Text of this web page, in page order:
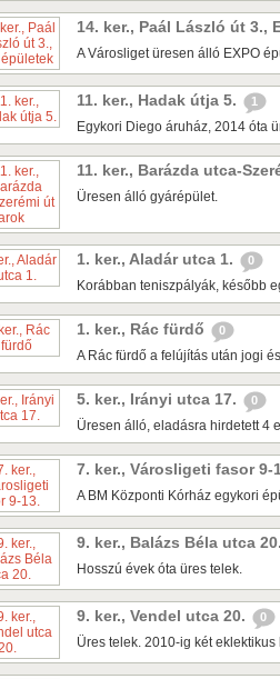
14. ker., Paál László út 3.,
A Városliget üresen álló EXPO
11. ker., Hadak útja 5. 1
Egykori Diego áruház, 2014 óta
11. ker., Barázda utca-
Üresen álló gyárépület.
1. ker., Aladár utca 1. 0
Korábban teniszpályák, később
1. ker., Rác fürdő 0
A Rác fürdő a felújítás után jogi
5. ker., Irányi utca 17. 0
Üresen álló, eladásra hirdetett 4
7. ker., Városligeti fasor 9-
A BM Központi Kórház egykori
9. ker., Balázs Béla utca 20.
Hosszú évek óta üres telek.
9. ker., Vendel utca 20. 0
Üres telek. 2010-ig két eklektikus